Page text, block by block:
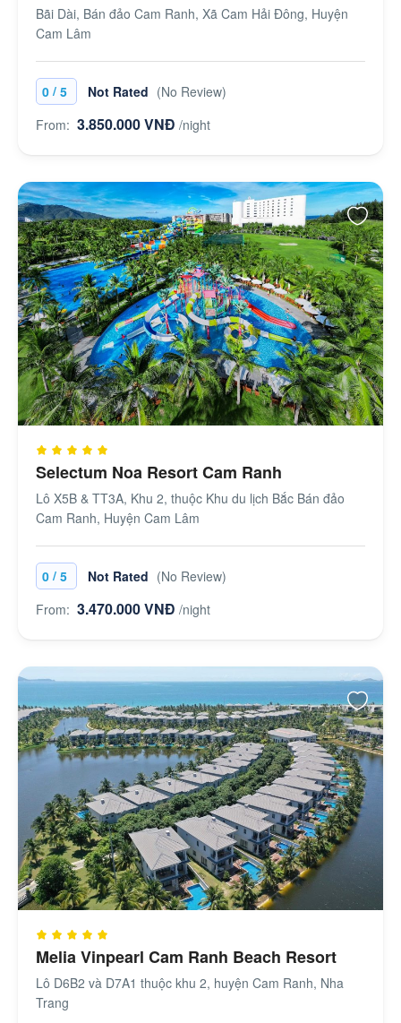
Bãi Dài, Bán đảo Cam Ranh, Xã Cam Hải Đông, Huyện
Cam Lâm
0 / 5 Not Rated (No Review)
From: 3.850.000 VNĐ /night
Selectum Noa Resort Cam Ranh
Lô X5B & TT3A, Khu 2, thuộc Khu du lịch Bắc Bán đảo
Cam Ranh, Huyện Cam Lâm
0 / 5 Not Rated (No Review)
From: 3.470.000 VNĐ /night
Melia Vinpearl Cam Ranh Beach Resort
Lô D6B2 và D7A1 thuộc khu 2, huyện Cam Ranh, Nha
Trang